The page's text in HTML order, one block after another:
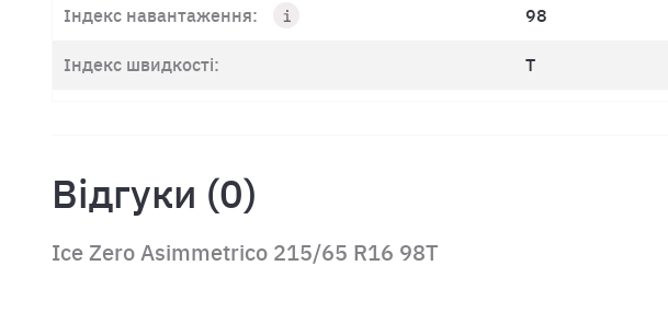
Індекс навантаження: 98
Індекс швидкості: T
Відгуки (0)
Ice Zero Asimmetrico 215/65 R16 98T